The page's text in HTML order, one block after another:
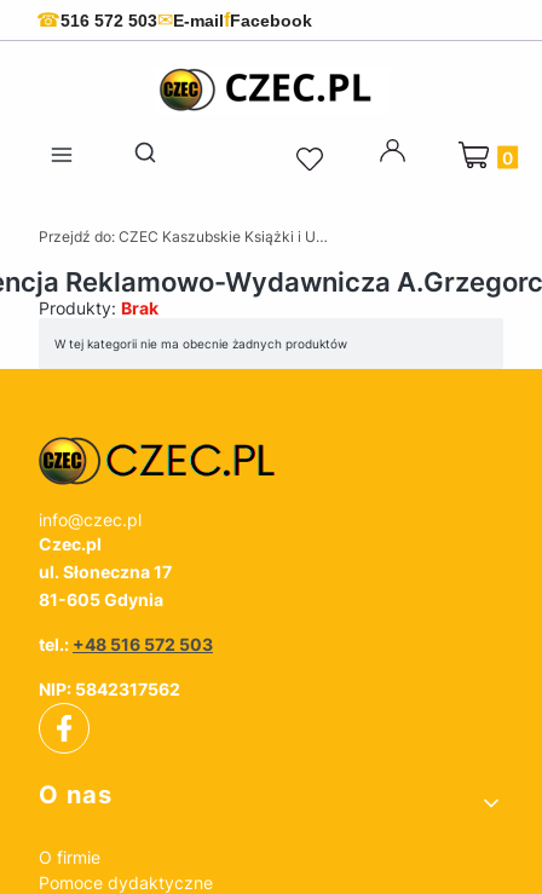
☎516 572 503✉E-mailfFacebook
Otwórz wyszukiwarkę
Produkty
Przejdź do: CZEC Kaszubskie Książki i Upominki - Pamiątki z Kaszub
Reklamowo-Wydawnicza
Produkty: Brak
Lista produktów
W tej kategorii nie ma obecnie żadnych produktów
info@czec.pl
Czec.pl
ul. Słoneczna 17
81-605 Gdynia
tel.: +48 516 572 503
NIP: 5842317562
Linki w stopce
O nas
O firmie
Pomoce dydaktyczne